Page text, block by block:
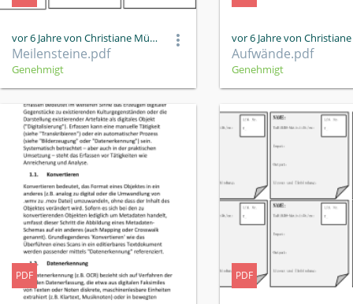
vor 6 Jahre von Christiane Müller
Meilensteine.pdf
Genehmigt
Aufwände.pdf
Genehmigt
PDF PDF